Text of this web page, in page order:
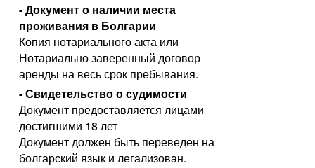
- Документ о наличии места
проживания в Болгарии
Копия нотариального акта или
Нотариально заверенный договор
аренды на весь срок пребывания.
- Свидетельство о судимости
Документ предоставляется лицами
достигшими 18 лет
Документ должен быть переведен на
олгарский язык и легализован.